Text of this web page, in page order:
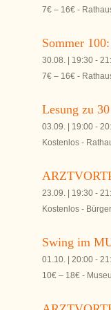
7€ – 16€ -
Sommer
30.08. | 19:30 -
7€ – 16€ -
Lesung zu
03.09. | 19:00 -
Kostenlos -
23.09. | 19:30 -
Kostenlos -
Swing im
01.10. | 20:00 -
10€ – 18€ -